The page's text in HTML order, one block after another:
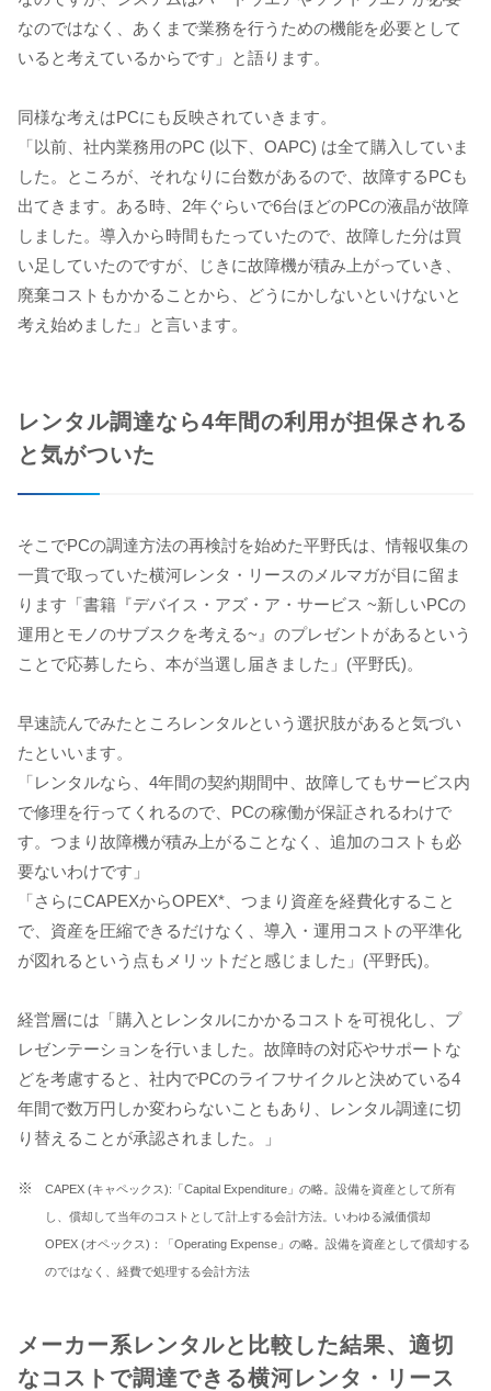
なのではなく、あくまで業務を行うための機能を必要として
いると考えているからです」と語ります。
同様な考えはPCにも反映されていきます。
「以前、社内業務用のPC (以下、OAPC) は全て購入していま
した。ところが、それなりに台数があるので、故障するPCも
出てきます。ある時、2年ぐらいで6台ほどのPCの液晶が故障
しました。導入から時間もたっていたので、故障した分は買
い足していたのですが、じきに故障機が積み上がっていき、
廃棄コストもかかることから、どうにかしないといけないと
考え始めました」と言います。
レンタル調達なら4年間の利用が担保される
と気がついた
そこでPCの調達方法の再検討を始めた平野氏は、情報収集の
一貫で取っていた横河レンタ・リースのメルマガが目に留ま
ります「書籍『デバイス・アズ・ア・サービス ~新しいPCの
運用とモノのサブスクを考える~』のプレゼントがあるという
ことで応募したら、本が当選し届きました」(平野氏)。
早速読んでみたところレンタルという選択肢があると気づい
たといいます。
「レンタルなら、4年間の契約期間中、故障してもサービス内
で修理を行ってくれるので、PCの稼働が保証されるわけで
す。つまり故障機が積み上がることなく、追加のコストも必
要ないわけです」
「さらにCAPEXからOPEX*、つまり資産を経費化すること
で、資産を圧縮できるだけなく、導入・運用コストの平準化
が図れるという点もメリットだと感じました」(平野氏)。
経営層には「購入とレンタルにかかるコストを可視化し、プ
レゼンテーションを行いました。故障時の対応やサポートな
どを考慮すると、社内でPCのライフサイクルと決めている4
年間で数万円しか変わらないこともあり、レンタル調達に切
り替えることが承認されました。」
CAPEX (キャペックス):「Capital Expenditure」の略。設備を資産として所有
し、償却して当年のコストとして計上する会計方法。いわゆる減価償却
OPEX (オペックス)：「Operating Expense」の略。設備を資産として償却する
のではなく、経費で処理する会計方法
メーカー系レンタルと比較した結果、適切
なコストで調達できる横河レンタ・リース